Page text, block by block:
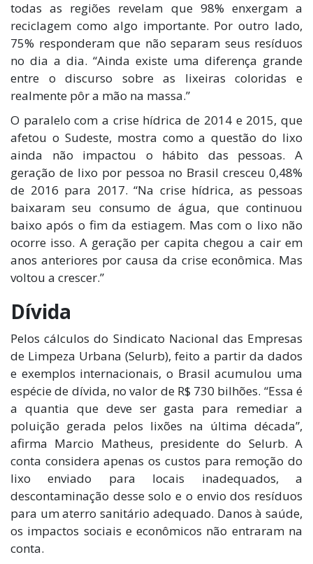
todas as regiões revelam que 98% enxergam a
reciclagem como algo importante. Por outro lado,
75% responderam que não separam seus resíduos
no dia a dia. “Ainda existe uma diferença grande
entre o discurso sobre as lixeiras coloridas e
realmente pôr a mão na massa.”
O paralelo com a crise hídrica de 2014 e 2015, que
afetou o Sudeste, mostra como a questão do lixo
ainda não impactou o hábito das pessoas. A
geração de lixo por pessoa no Brasil cresceu 0,48%
de 2016 para 2017. “Na crise hídrica, as pessoas
baixaram seu consumo de água, que continuou
baixo após o fim da estiagem. Mas com o lixo não
ocorre isso. A geração per capita chegou a cair em
anos anteriores por causa da crise econômica. Mas
voltou a crescer.”
Dívida
Pelos cálculos do Sindicato Nacional das Empresas
de Limpeza Urbana (Selurb), feito a partir da dados
e exemplos internacionais, o Brasil acumulou uma
espécie de dívida, no valor de R$ 730 bilhões. “Essa é
a quantia que deve ser gasta para remediar a
poluição gerada pelos lixões na última década”,
afirma Marcio Matheus, presidente do Selurb. A
conta considera apenas os custos para remoção do
lixo enviado para locais inadequados, a
descontaminação desse solo e o envio dos resíduos
para um aterro sanitário adequado. Danos à saúde,
os impactos sociais e econômicos não entraram na
conta.